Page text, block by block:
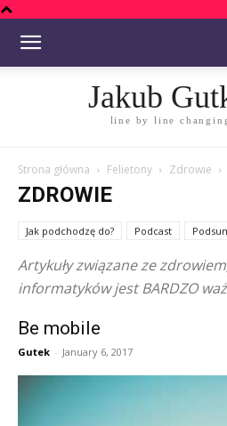
Jakub
line by line
Strona główna Felietony Zdrowie
ZDROWIE
Jak podchodzę do? Podcast
Artykuły związane ze
informatyków jest BARDZO
Be mobile
Gutek - January 6, 2017